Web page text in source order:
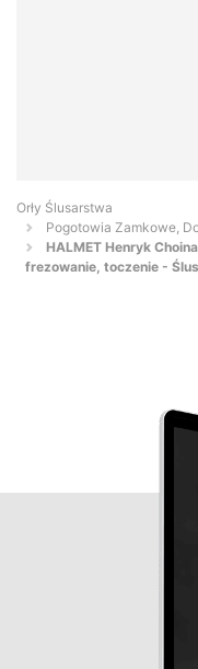
Orły Ślusarstwa
Pogotowia Zamkowe,
HALMET Henryk
frezowanie, toczenie -